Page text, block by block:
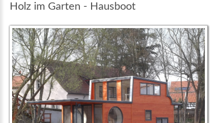
Holz im Garten - Hausboot